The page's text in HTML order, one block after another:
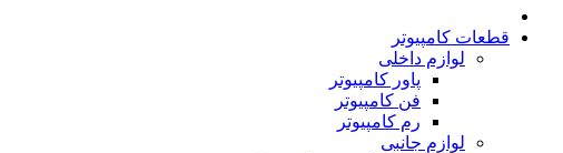
قطعات کامپیوتر
لوازم داخلی
پاور کامپیوتر
فن کامپیوتر
رم کامپیوتر
لوازم جانبی